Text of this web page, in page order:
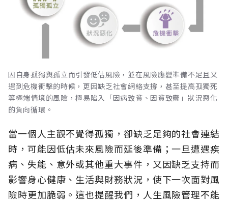
因自身孤獨與孤立而引發低估風險，並在風險應變準備不足且又
遇到危機衝擊的時候，更因缺乏社會網絡支撐，甚至提高孤獨死
等極端情境的風險，極易陷入「因病致貧、因貧致鬱」狀況惡化
的負向循環。
當一個人主觀不覺得孤獨，卻缺乏足夠的社會連結
時，可能因低估未來風險而延後準備；一旦遭遇疾
病、失能、意外或其他重大事件，又因缺乏支持而
影響身心健康、生活與財務狀況，使下一次面對風
險時更加脆弱。這也提醒我們，人生風險管理不能